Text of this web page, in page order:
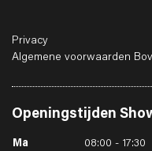
Privacy
Algemene voorwaarden
Openingstijden
Ma
08:00 - 17:30